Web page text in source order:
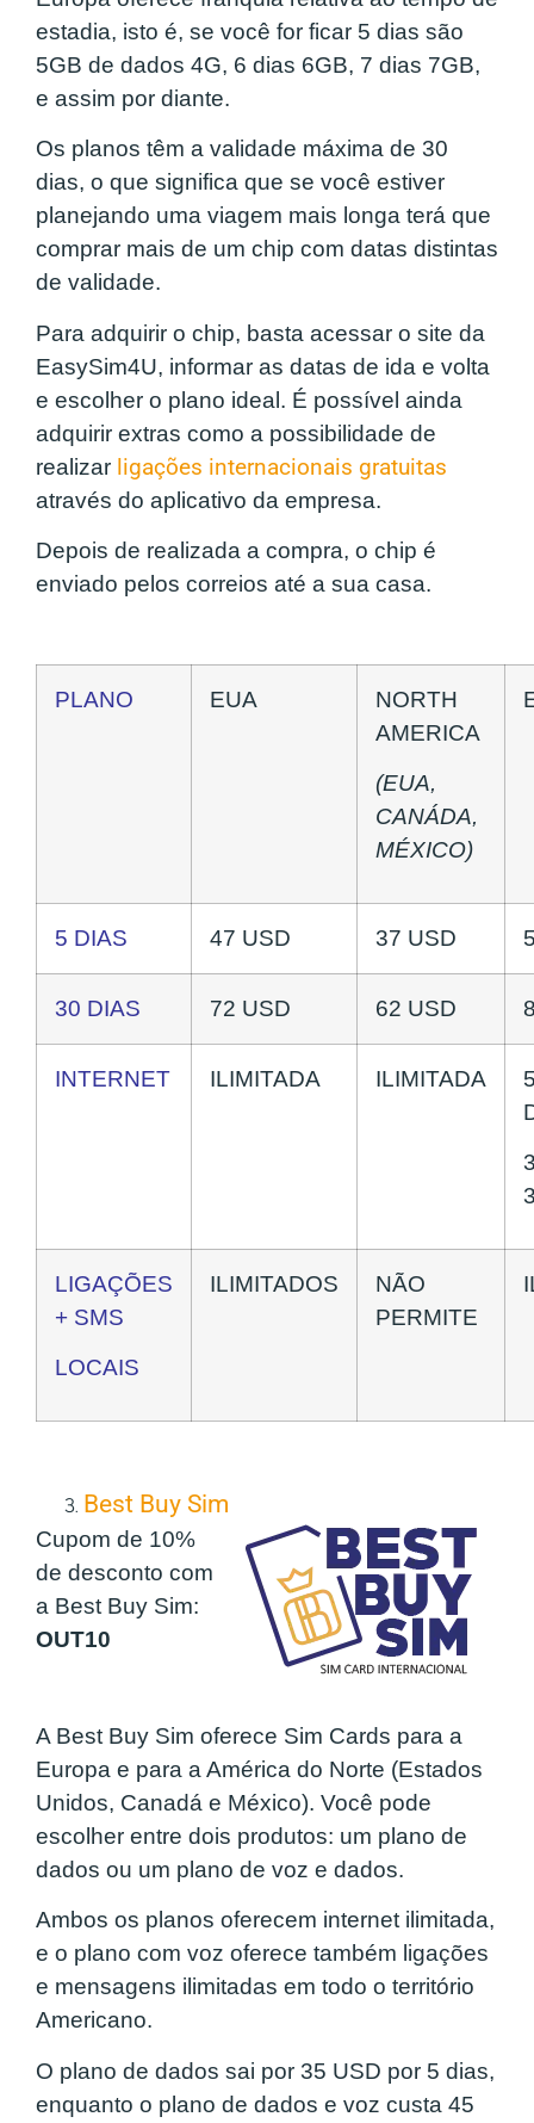
estadia, isto é, se você for ficar 5 dias são
5GB de dados 4G, 6 dias 6GB, 7 dias 7GB,
e assim por diante.
Os planos têm a validade máxima de 30
dias, o que significa que se você estiver
planejando uma viagem mais longa terá que
comprar mais de um chip com datas distintas
de validade.
Para adquirir o chip, basta acessar o site da
EasySim4U, informar as datas de ida e volta
e escolher o plano ideal. É possível ainda
adquirir extras como a possibilidade de
realizar ligações internacionais gratuitas
através do aplicativo da empresa.
Depois de realizada a compra, o chip é
enviado pelos correios até a sua casa.
PLANO EUA
NORTH
AMERICA
(EUA,
CANÁDA,
MÉXICO)
5 DIAS 47 USD 37 USD
30 DIAS 72 USD 62 USD
INTERNET ILIMITADA ILIMITADA
LIGAÇÕES
+ SMS
LOCAIS
ILIMITADOS
NÃO
PERMITE
Best Buy Sim
Cupom de 10%
de desconto com
a Best Buy Sim:
OUT10
A Best Buy Sim oferece Sim Cards para a
Europa e para a América do Norte (Estados
Unidos, Canadá e México). Você pode
escolher entre dois produtos: um plano de
dados ou um plano de voz e dados.
Ambos os planos oferecem internet ilimitada,
e o plano com voz oferece também ligações
e mensagens ilimitadas em todo o território
Americano.
O plano de dados sai por 35 USD por 5 dias,
enquanto o plano de dados e voz custa 45